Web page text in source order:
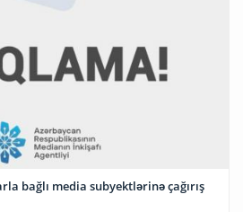
bağlı media subyektlərinə çağırış